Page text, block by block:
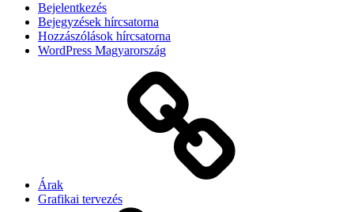
Bejelentkezés
Bejegyzések hírcsatorna
Hozzászólások hírcsatorna
WordPress Magyarország
Árak
Grafikai tervezés